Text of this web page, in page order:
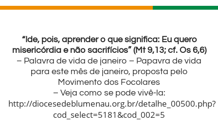
“Ide, pois, aprender o que significa: Eu quero
misericórdia e não sacrifícios” (Mt 9,13; cf. Os 6,6)
– Palavra de vida de janeiro – Papavra de vida
para este mês de janeiro, proposta pelo
Movimento dos Focolares
– Veja como se pode vivê-la:
http://diocesedeblumenau.org.br/detalhe_00500.php?
cod_select=5181&cod_002=5